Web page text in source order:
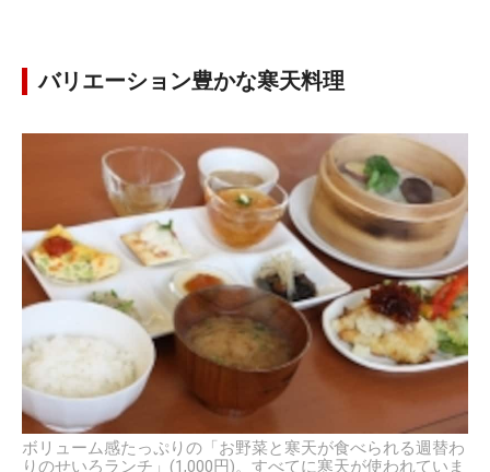
バリエーション豊かな寒天料理
ボリューム感たっぷりの「お野菜と寒天が食べられる週替わ
りのせいろランチ」(1,000円)。すべてに寒天が使われていま